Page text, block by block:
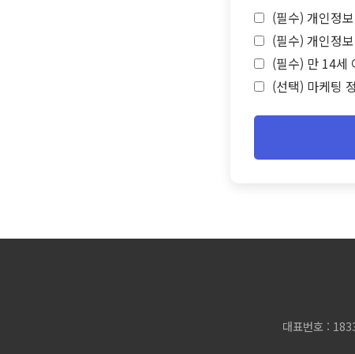
(필수) 개인정
(필수) 개인정
(필수) 만 14세
(선택) 마케팅
대표번호 :